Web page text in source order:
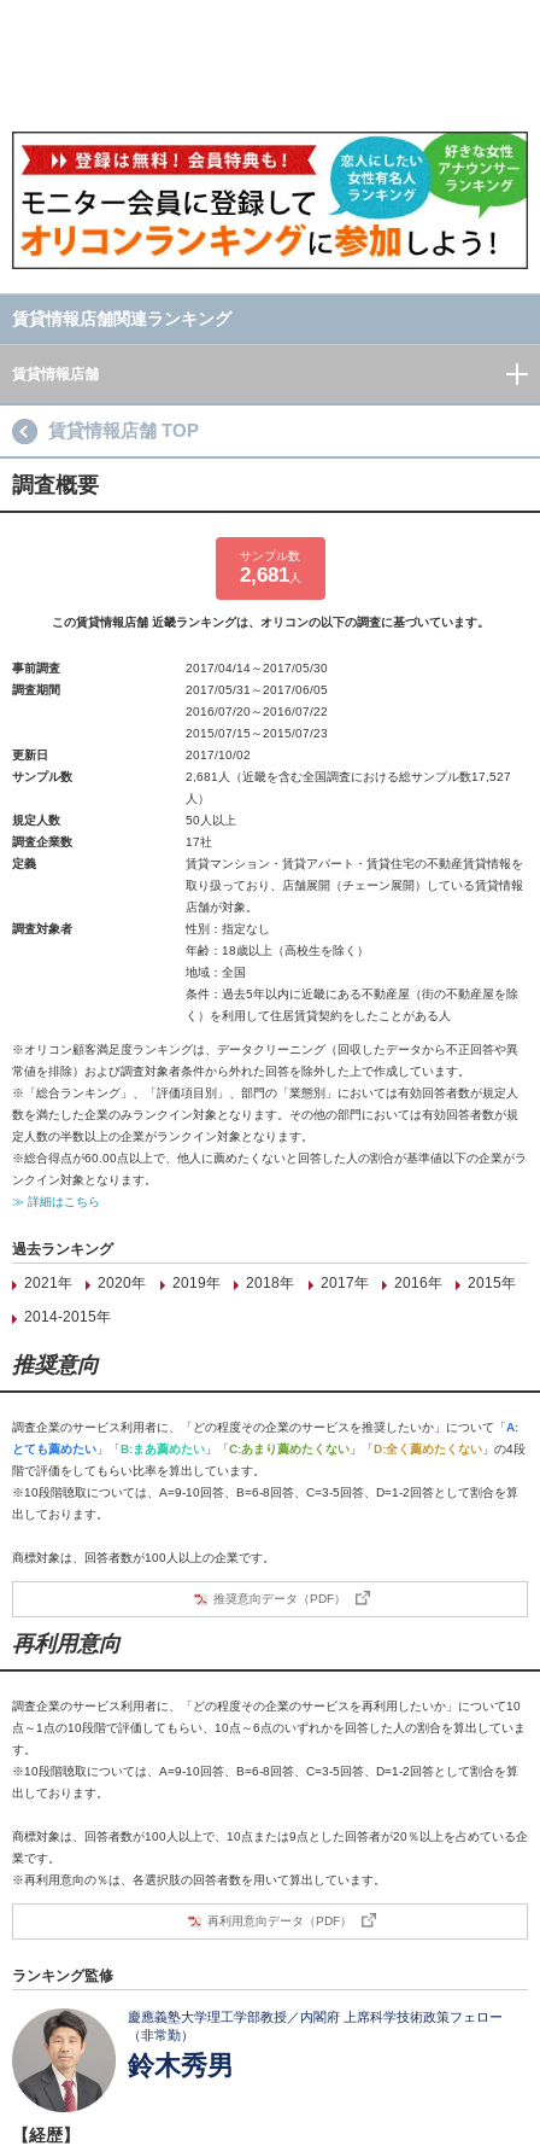
賃貸情報店舗関連ランキング
賃貸情報店舗
賃貸情報店舗 TOP
調査概要
サンプル数
2,681人
この賃貸情報店舗 近畿ランキングは、オリコンの以下の調査に基づいています。
事前調査
2017/04/14～2017/05/30
調査期間
2017/05/31～2017/06/05
2016/07/20～2016/07/22
2015/07/15～2015/07/23
更新日
2017/10/02
サンプル数
2,681人（近畿を含む全国調査における総サンプル数17,527
人）
規定人数
50人以上
調査企業数
17社
定義
賃貸マンション・賃貸アパート・賃貸住宅の不動産賃貸情報を
取り扱っており、店舗展開（チェーン展開）している賃貸情報
店舗が対象。
調査対象者
性別：指定なし
年齢：18歳以上（高校生を除く）
地域：全国
条件：過去5年以内に近畿にある不動産屋（街の不動産屋を除
く）を利用して住居賃貸契約をしたことがある人
※オリコン顧客満足度ランキングは、データクリーニング（回収したデータから不正回答や異
常値を排除）および調査対象者条件から外れた回答を除外した上で作成しています。
※「総合ランキング」、「評価項目別」、部門の「業態別」においては有効回答者数が規定人
数を満たした企業のみランクイン対象となります。その他の部門においては有効回答者数が規
定人数の半数以上の企業がランクイン対象となります。
※総合得点が60.00点以上で、他人に薦めたくないと回答した人の割合が基準値以下の企業がラ
ンクイン対象となります。
≫ 詳細はこちら
過去ランキング
2021年
2020年 2019年 2018年 2017年 2016年
2015年
2014-2015年
推奨意向
調査企業のサービス利用者に、「どの程度その企業のサービスを推奨したいか」について「A:
とても薦めたい 」「B:まあ薦めたい 」「C:あまり薦めたくない 」「D:全く薦めたくない 」の4段
階で評価をしてもらい比率を算出しています。
※10段階聴取については、A=9-10回答、B=6-8回答、C=3-5回答、D=1-2回答として割合を算
出しております。
商標対象は、回答者数が100人以上の企業です。
推奨意向データ（PDF）
再利用意向
調査企業のサービス利用者に、「どの程度その企業のサービスを再利用したいか」について10
点～1点の10段階で評価してもらい、10点～6点のいずれかを回答した人の割合を算出していま
す。
※10段階聴取については、A=9-10回答、B=6-8回答、C=3-5回答、D=1-2回答として割合を算
出しております。
商標対象は、回答者数が100人以上で、10点または9点とした回答者が20％以上を占めている企
業です。
※再利用意向の％は、各選択肢の回答者数を用いて算出しています。
再利用意向データ（PDF）
ランキング監修
慶應義塾大学理工学部教授／内閣府 上席科学技術政策フェロー
（非常勤）
鈴木秀男
【経歴】